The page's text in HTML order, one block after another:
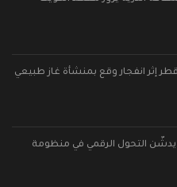
إثر انفجار وقع بمنشأة غاز طبيعي
يدشّن التحول الرقمي في منظومة